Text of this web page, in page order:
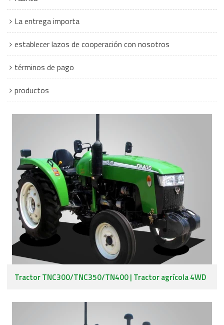
La entrega importa
establecer lazos de cooperación con nosotros
términos de pago
productos
Tractor TNC300/TNC350/TN400 | Tractor agrícola 4WD